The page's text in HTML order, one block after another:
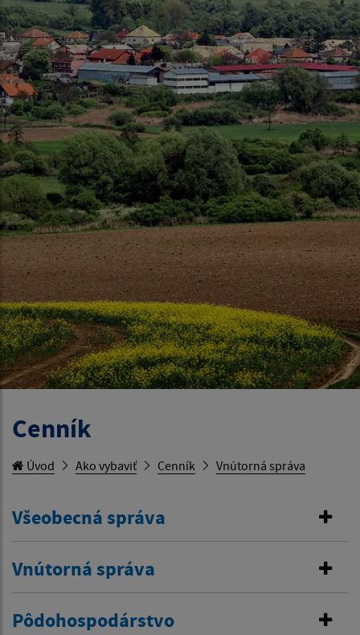
Cenník
Úvod Ako vybaviť Cenník Vnútorná správa
Všeobecná správa
Vnútorná správa
Pôdohospodárstvo